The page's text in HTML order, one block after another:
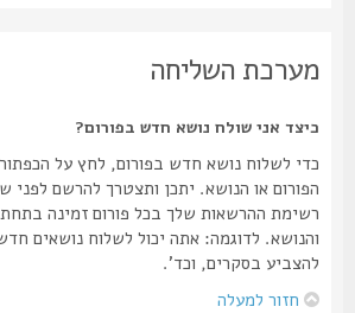
מערכת השליחה
כיצד אני שולח נושא חדש בפורום?
כדי לשלוח נושא חדש בפורום, לחץ על הכפתור
הפורום או הנושא. יתכן ותצטרך להרשם לפני
רשימת ההרשאות שלך בכל פורום זמינה בתחתית
והנושא. לדוגמה: אתה יכול לשלוח נושאים חדשים,
להצביע בסקרים, וכד'.
חזור למעלה